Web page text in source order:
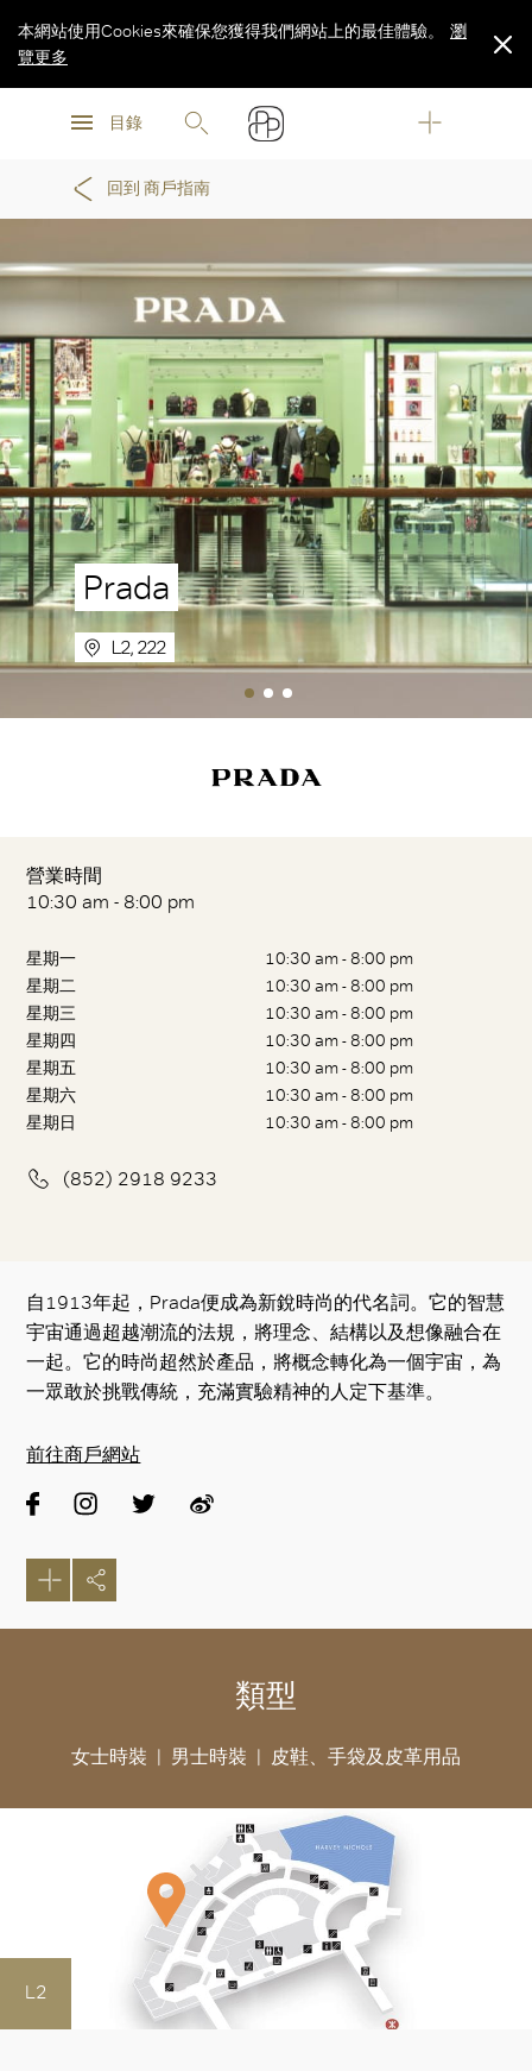
瀏
目錄
本網站使用Cookies來確保您獲得我們網站上的最佳體驗。
瀏
覽更多
回到 商戶指南
Prada
L2, 222
營業時間
10:30 am - 8:00 pm
星期一
10:30 am - 8:00 pm
星期二
10:30 am - 8:00 pm
星期三
10:30 am - 8:00 pm
星期四
10:30 am - 8:00 pm
星期五
10:30 am - 8:00 pm
星期六
10:30 am - 8:00 pm
星期日
10:30 am - 8:00 pm
(852) 2918 9233
自1913年起，Prada便成為新銳時尚的代名詞。它的智慧
宇宙通過超越潮流的法規，將理念、結構以及想像融合在
一起。它的時尚超然於產品，將概念轉化為一個宇宙，為
一眾敢於挑戰傳統，充滿實驗精神的人定下基準。
前往商戶網站
類型
女士時裝 男士時裝 皮鞋、手袋及皮革用品
L2